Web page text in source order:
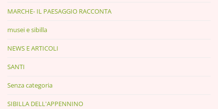
MARCHE- IL PAESAGGIO RACCONTA
musei e sibilla
NEWS E ARTICOLI
SANTI
Senza categoria
SIBILLA DELL'APPENNINO